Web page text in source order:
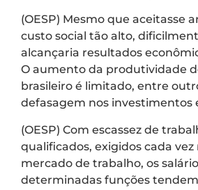
(OESP) Mesmo que aceitasse
custo social tão alto,
alcançaria resultados
O aumento da produtividade
brasileiro é limitado, entre
defasagem nos investimentos
(OESP) Com escassez de
qualificados, exigidos cada vez
mercado de trabalho, os
determinadas funções